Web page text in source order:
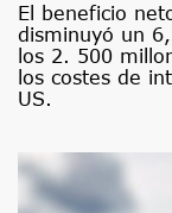
El beneficio
disminuyó un
los 2. 500
los costes de
US.